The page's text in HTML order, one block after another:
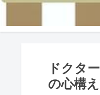
ドクタ
の心構